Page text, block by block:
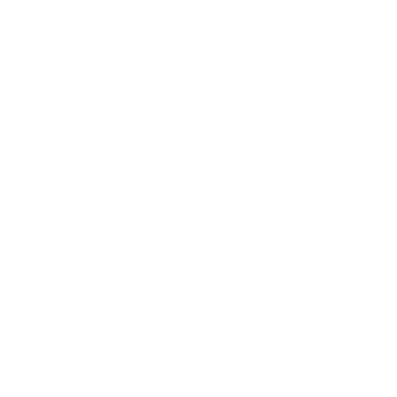
på allt från avslappnad till
finns det många alternativ att